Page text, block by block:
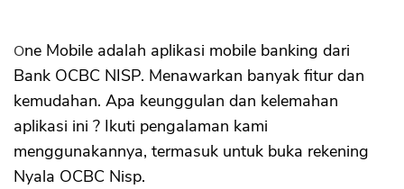
9. Kontak Darurat
10. Setor Deposit untuk Aktivasi One
Mobile
Call Center dan Alamat
Keunggulan One Mobile OCBC Nisp
Kelemahan One Mobile
One Mobile adalah aplikasi mobile banking dari
Bank OCBC NISP. Menawarkan banyak fitur dan
kemudahan. Apa keunggulan dan kelemahan
aplikasi ini ? Ikuti pengalaman kami
menggunakannya, termasuk untuk buka rekening
Nyala OCBC Nisp.